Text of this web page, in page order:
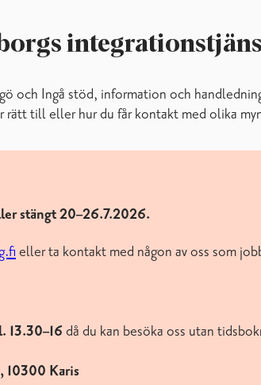
och Ingå stöd, information och
rätt till eller hur du får kontakt med olika
stängt 20–26.7.2026.
eller ta kontakt med någon av oss som
13.30–16 då du kan besöka oss utan
10300 Karis